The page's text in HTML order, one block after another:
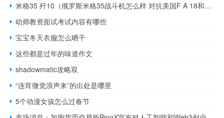
米格35 歼10（俄罗斯米格35战斗机怎么样 对抗美国F A 18和法国阵风呢）
幼师教资面试考试内容有哪些
宝宝冬天衣服怎么晒干
这些都是过年的味道作文
shadowmatic攻略双
“连宵微觉浪声来”的出处是哪里
5个动漫女孩怎么过春节